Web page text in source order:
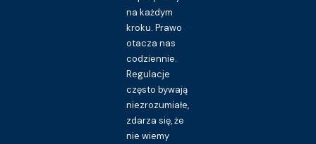
na każdym
kroku. Prawo
otacza nas
codziennie.
Regulacje
często bywają
niezrozumiałe,
zdarza się, że
nie wiemy